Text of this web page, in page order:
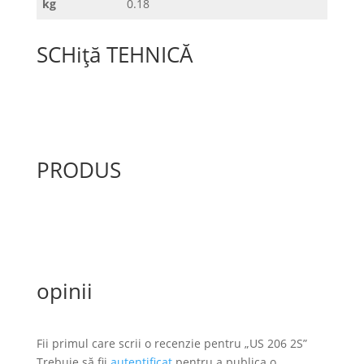
kg 0.18
SCHiță TEHNICĂ
PRODUS
opinii
Fii primul care scrii o recenzie pentru „US 206 2S”